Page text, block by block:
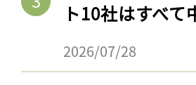
ト10社はすべて
2026/07/28